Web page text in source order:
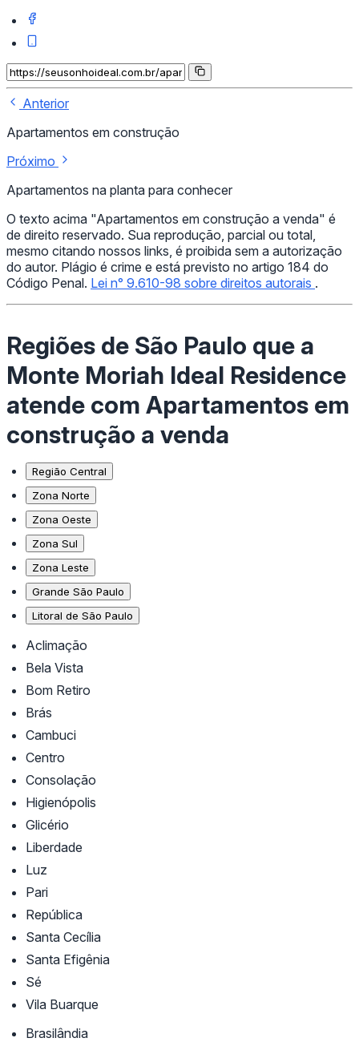
Anterior
Apartamentos em construção
Próximo
Apartamentos na planta para conhecer
O texto acima "Apartamentos em construção a venda" é
de direito reservado. Sua reprodução, parcial ou total,
mesmo citando nossos links, é proibida sem a autorização
do autor. Plágio é crime e está previsto no artigo 184 do
Código Penal. Lei n° 9.610-98 sobre direitos autorais .
Regiões de São Paulo que a
Monte Moriah Ideal Residence
atende com Apartamentos em
construção a venda
Região Central
Zona Norte
Zona Oeste
Zona Sul
Zona Leste
Grande São Paulo
Litoral de São Paulo
Aclimação
Bela Vista
Bom Retiro
Brás
Cambuci
Centro
Consolação
Higienópolis
Glicério
Liberdade
Luz
Pari
República
Santa Cecília
Santa Efigênia
Sé
Vila Buarque
Brasilândia